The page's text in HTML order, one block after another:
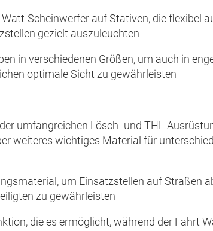
Scheinwerfer auf Stativen, die flexibel
gezielt auszuleuchten
in verschiedenen Größen, um auch in
optimale Sicht zu gewährleisten
umfangreichen Lösch- und THL-
weiteres wichtiges Material für
um Einsatzstellen auf Straßen
zu gewährleisten
die es ermöglicht, während der Fahrt